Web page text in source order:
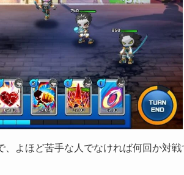
よほど苦手な人でなければ何回か対